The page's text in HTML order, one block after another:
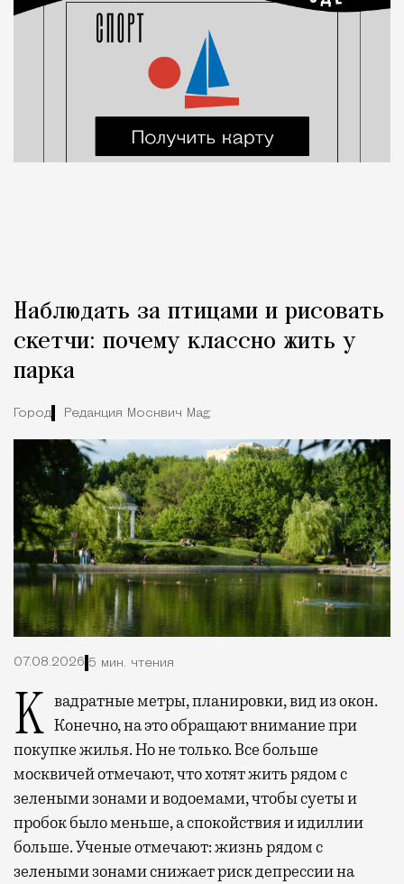
Наблюдать за птицами и рисовать
скетчи: почему классно жить у
парка
Город Редакция Москвич Mag
07.08.2026 5 мин. чтения
Квадратные метры, планировки, вид из окон. Конечно, на это обращают внимание при
покупке жилья. Но не только. Все больше
москвичей отмечают, что хотят жить рядом с
зелеными зонами и водоемами, чтобы суеты и
пробок было меньше, а спокойствия и идиллии
больше. Ученые отмечают: жизнь рядом с
зелеными зонами снижает риск депрессии на